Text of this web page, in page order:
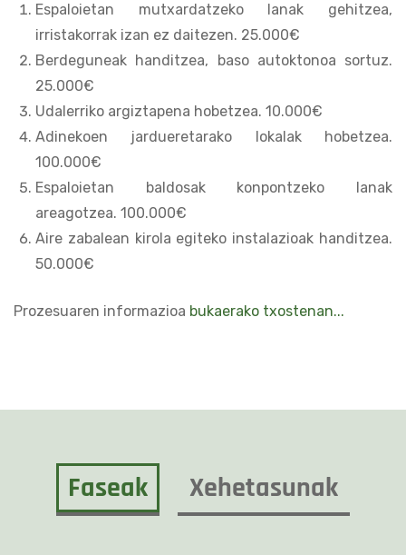
Espaloietan mutxardatzeko lanak gehitzea,
irristakorrak izan ez daitezen. 25.000€
Berdeguneak handitzea, baso autoktonoa sortuz.
25.000€
Udalerriko argiztapena hobetzea. 10.000€
Adinekoen jardueretarako lokalak hobetzea.
100.000€
Espaloietan baldosak konpontzeko lanak
areagotzea. 100.000€
Aire zabalean kirola egiteko instalazioak handitzea.
50.000€
Prozesuaren informazioa bukaerako txostenan...
Faseak Xehetasunak